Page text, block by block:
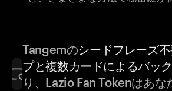
Tangemのシードフレーズ
プと複数カードによるバッ
り、Lazio Fan Tokenはあな